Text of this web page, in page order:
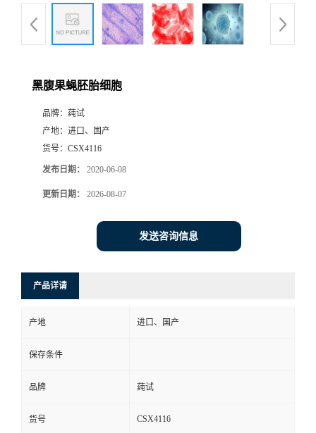
黑腹果蝇胚胎细胞
品牌： 莼试
产地： 进口、国产
货号： CSX4116
发布日期： 2020-06-08
更新日期： 2026-08-07
发送咨询信息
产品详请
产地 进口、国产
保存条件
品牌 莼试
货号 CSX4116